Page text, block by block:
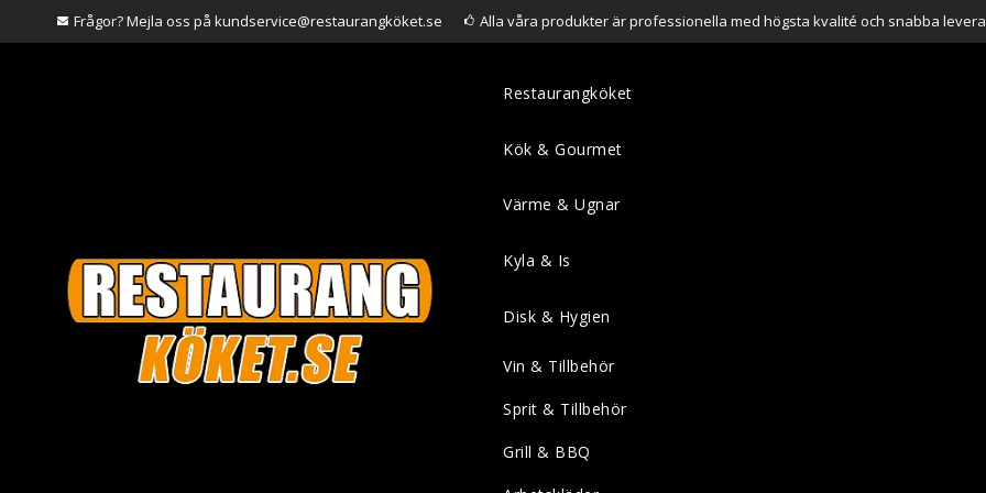
Frågor? Mejla oss på kundservice@restaurangköket.se Alla våra produkter är professionella med högsta kvalité och snabba
Restaurangköket
Kök & Gourmet
Värme & Ugnar
Kyla & Is
Disk & Hygien
Vin & Tillbehör
Sprit & Tillbehör
Grill & BBQ